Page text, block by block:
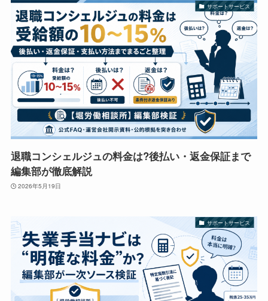
サポートサービス
退職コンシェルジュの料金は?後払い・返金保証まで
編集部が徹底解説
2026年5月19日
サポートサービス